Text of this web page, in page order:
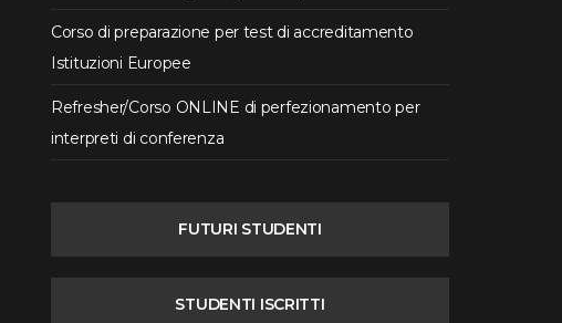
Corso di preparazione per test di accreditamento
Istituzioni Europee
Refresher/Corso ONLINE di perfezionamento per
interpreti di conferenza
FUTURI STUDENTI
STUDENTI ISCRITTI